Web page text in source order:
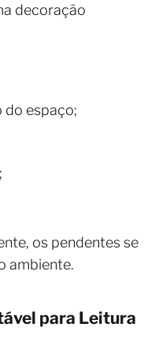
decoração
espaço;
os pendentes se
ambiente.
para Leitura